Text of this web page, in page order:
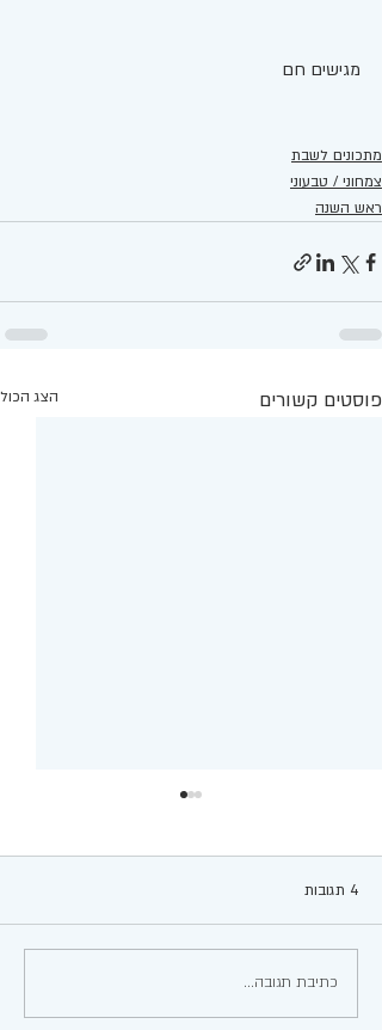
מגישים חם
מתכונים לשבת
צמחוני / טבעוני
ראש השנה
פוסטים קשורים הצג הכול
חלת דגים עוצרת נשימה!
4 תגובות
כתיבת תגובה...